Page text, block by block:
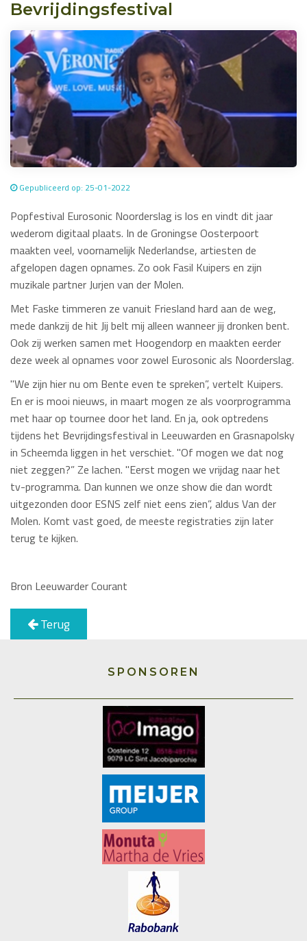
Bevrijdingsfestival
Gepubliceerd op: 25-01-2022
Popfestival Eurosonic Noorderslag is los en vindt dit jaar
wederom digitaal plaats. In de Groningse Oosterpoort
maakten veel, voornamelijk Nederlandse, artiesten de
afgelopen dagen opnames. Zo ook Fasil Kuipers en zijn
muzikale partner Jurjen van der Molen.
Met Faske timmeren ze vanuit Friesland hard aan de weg,
mede dankzij de hit Jij belt mij alleen wanneer jij dronken bent.
Ook zij werken samen met Hoogendorp en maakten eerder
deze week al opnames voor zowel Eurosonic als Noorderslag.
"We zijn hier nu om Bente even te spreken”, vertelt Kuipers.
En er is mooi nieuws, in maart mogen ze als voorprogramma
met haar op tournee door het land. En ja, ook optredens
tijdens het Bevrijdingsfestival in Leeuwarden en Grasnapolsky
in Scheemda liggen in het verschiet. "Of mogen we dat nog
niet zeggen?” Ze lachen. "Eerst mogen we vrijdag naar het
tv-programma. Dan kunnen we onze show die dan wordt
uitgezonden door ESNS zelf niet eens zien”, aldus Van der
Molen. Komt vast goed, de meeste registraties zijn later
terug te kijken.
Bron Leeuwarder Courant
Terug
SPONSOREN